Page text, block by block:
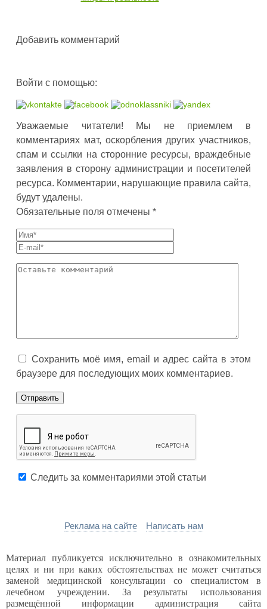
Добавить комментарий
Войти с помощью:
Уважаемые читатели! Мы не приемлем в
комментариях мат, оскорбления других участников,
спам и ссылки на сторонние ресурсы, враждебные
заявления в сторону администрации и посетителей
ресурса. Комментарии, нарушающие правила сайта,
будут удалены.
Обязательные поля отмечены *
Сохранить моё имя, email и адрес сайта в этом
браузере для последующих моих комментариев.
Следить за комментариями этой статьи
Реклама на сайте Написать нам
Материал публикуется исключительно в ознакомительных
целях и ни при каких обстоятельствах не может считаться
заменой медицинской консультации со специалистом в
лечебном учреждении. За результаты использования
размещённой информации администрация сайта